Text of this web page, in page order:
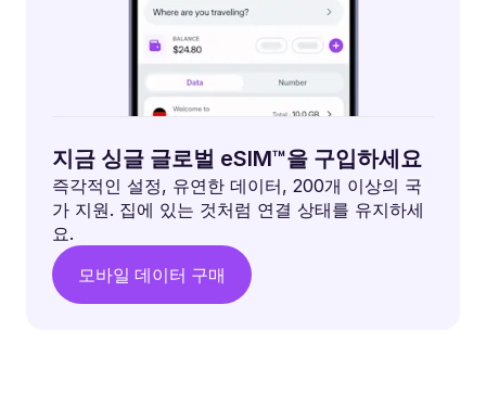
지금 싱글 글로벌 eSIM™을 구입하세요
즉각적인 설정, 유연한 데이터, 200개 이상의 국
가 지원. 집에 있는 것처럼 연결 상태를 유지하세
요.
모바일 데이터 구매